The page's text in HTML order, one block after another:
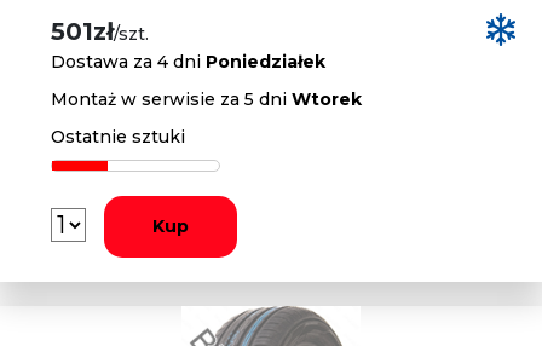
501zł/szt.
Dostawa za 4 dni Poniedziałek
Montaż w serwisie za 5 dniWtorek
Ostatnie sztuki
Kup